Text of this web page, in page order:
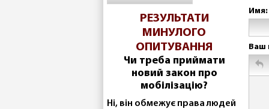
РЕЗУЛЬТАТИ
МИНУЛОГО
ОПИТУВАННЯ
Чи треба приймати
новий закон про
мобілізацію?
Ні, він обмежує права людей
Имя:
Ваш